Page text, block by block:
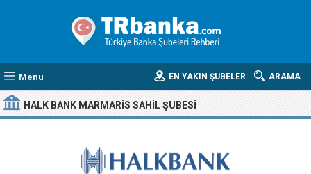
Menu ARAMA
EN YAKIN ŞUBELER
HALK BANK MARMARIS SAHIL ŞUBESI